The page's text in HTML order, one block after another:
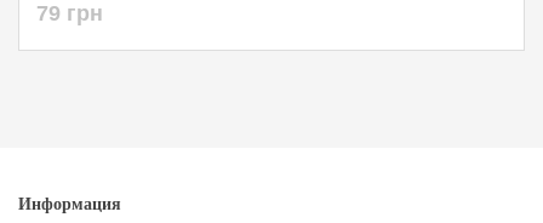
79 грн
Информация